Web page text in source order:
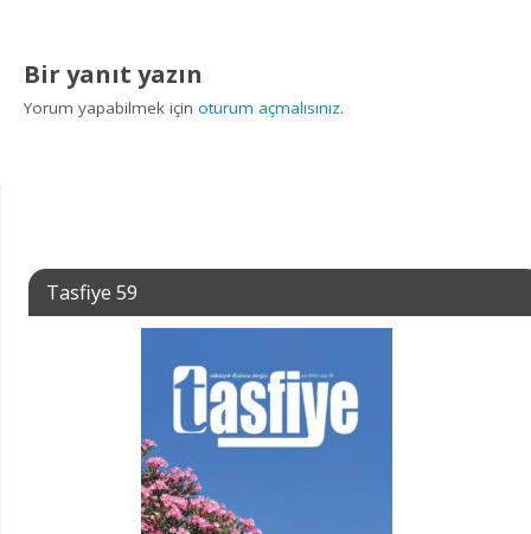
Bir yanıt yazın
Yorum yapabilmek içinoturum açmalısınız.
Tasfiye 59